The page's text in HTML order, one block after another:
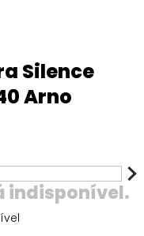
Silence
Arno